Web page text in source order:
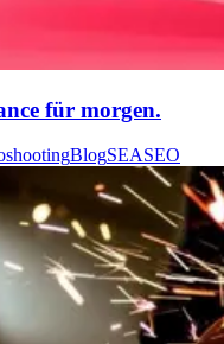
für morgen.
BlogSEASEO